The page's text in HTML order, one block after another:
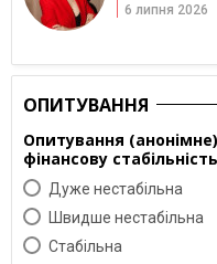
6 липня 2026
ОПИТУВАННЯ
Опитування
фінансову
Дуже нестабільна
Швидше нестабільна
Cтабільна